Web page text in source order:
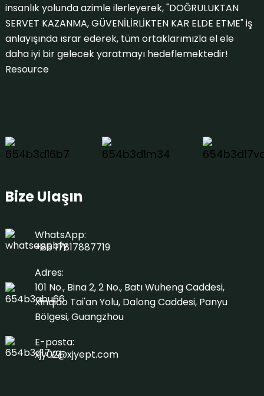
insanlık yolunda azimle ilerleyerek, "DOĞRULUKTAN
SERVET KAZANMA, GÜVENİLİRLİKTEN KAR ELDE ETME" iş
anlayışında ısrar ederek, tüm ortaklarımızla el ele
daha iyi bir gelecek yaratmayı hedeflemektedir!
Resource
Bize Ulaşın
WhatsApp:
+86 17817887719
Adres:
101 No., Bina 2, 2 No., Batı Wuheng Caddesi,
Xinqiao Tai'an Yolu, Dalong Caddesi, Panyu
Bölgesi, Guangzhou
E-posta:
xjy02@xjyept.com